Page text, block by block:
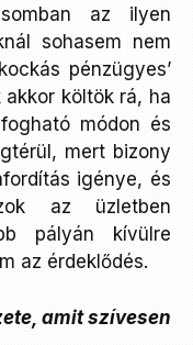
az ilyen
sohasem nem
pénzügyes’
költök rá, ha
módon és
mert bizony
igénye, és
az üzletben
pályán kívülre
az érdeklődés.
amit szívesen